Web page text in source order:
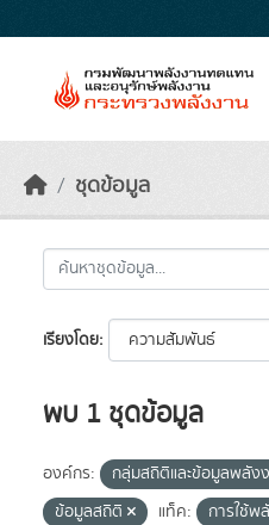
ชุดข้อมูล
เรียงโดย
พบ 1 ชุดข้อมูล
องค์กร: กลุ่มสถิติและข้อมูลพลัง
ข้อมูลสถิติ
แท็ค:
การใช้